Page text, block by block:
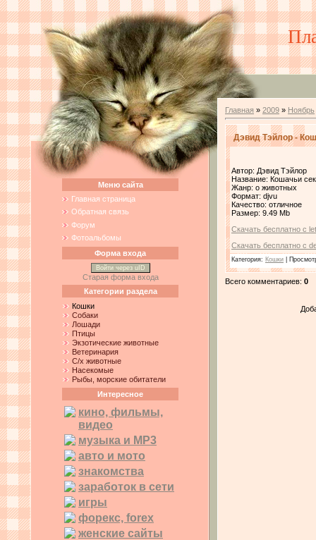
Меню сайта
Главная страница
Обратная связь
Форум
Фотоальбомы
Форма входа
Войти через uID
Старая форма входа
Категории раздела
Кошки
Собаки
Лошади
Птицы
Экзотические животные
Ветеринария
С/х животные
Насекомые
Рыбы, морские обитатели
Интересное
кино, фильмы,
видео
музыка и MP3
авто и мото
знакомства
заработок в сети
игры
форекс, forex
женские сайты
Главная » 2009 » Ноябрь
Дэвид Тэйлор -
Автор: Дэвид Тэйлор
Название: Кошачьи
Жанр: о животных
Формат: djvu
Качество: отличное
Размер: 9.49 Mb
Скачать бесплатно с
Скачать бесплатно с
Категория: Кошки
Всего комментариев: 0